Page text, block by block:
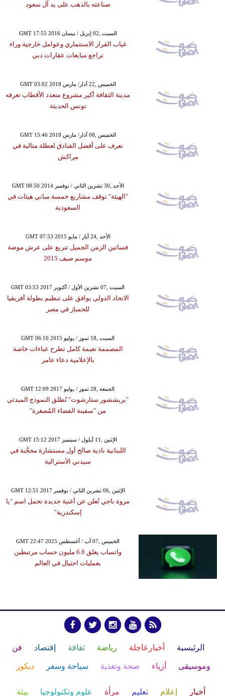
صناعته بالذهب على يد آل سعود
GMT 17:55 2016 السبت ,02 إبريل / نيسان
غياب القرار الاستثماري وعوامل خارجية وراء
تراجع مبايعات عقارات دبي
GMT 03:02 2018 الخميس ,22 آذار/ مارس
مدينة الثقافة أكبر مشروع متعدد الأقطاب تعرفه
تونس الحديثة
GMT 15:46 2018 الخميس ,08 آذار/ مارس
تعرف على أفضل الفنادق لعطلة مثالية في
مراكش
GMT 08:50 2014 الأحد ,30 تشرين الثاني / نوفمبر
"الهيئة" توقف مشاريع خمسة مباني هيئات في
السعودية
GMT 07:53 2015 الأحد ,24 أيار / مايو
فساتين الزمن الجميل تتربع على عرش موضة
موسم صيف 2015
GMT 03:53 2017 السبت ,07 تشرين الأول / أكتوبر
الاتحاد الدولي يوافق على تنظيم بطولة أفريقيا
للجمباز في مصر
GMT 06:10 2015 السبت ,18 تموز / يوليو
المصممة نعيمة كامل تطرح عباءات خاصة
بالإعلامية دعاء عامر
GMT 12:09 2017 الجمعة ,28 تموز / يوليو
"بريششور ستارشوت" تُطلق النموذج المبدئي
من "سفينة الفضاء المُصغرة"
GMT 15:12 2017 الإثنين ,11 أيلول / سبتمبر
اللبنانية نادية صالح أول مستشارة محجَّبة في
سيدني الأسترالية
GMT 12:51 2017 الإثنين ,06 تشرين الثاني / نوفمبر
مروة ناجي تُعلن عن أغنية جديدة تحمل اسم "يا
إسكندرية"
GMT 22:47 2025 الخميس ,07 آب / أغسطس
واتساب يغلق 6.8 مليون حساب مرتبطين
بعمليات احتيال في العالم
الرئيسية أخبارعاجلة رياضة ثقافة إقتصاد فن
وموسيقى أزياء صحة وتغذية سياحة وسفر ديكور
أخبار إعلام تعليم مرأة علوم وتكنولوجيا بيئة